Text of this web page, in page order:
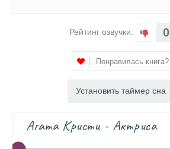
Рейтинг озвучки: 0
Понравилась книга?
Установить таймер сна
Агата Кристи - Актриса